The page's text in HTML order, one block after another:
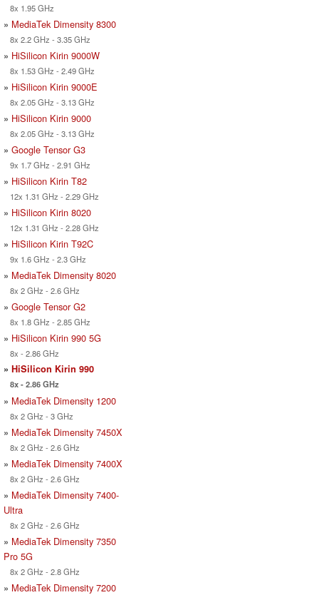
8x 1.95 GHz
» MediaTek Dimensity 8300
8x 2.2 GHz - 3.35 GHz
» HiSilicon Kirin 9000W
8x 1.53 GHz - 2.49 GHz
» HiSilicon Kirin 9000E
8x 2.05 GHz - 3.13 GHz
» HiSilicon Kirin 9000
8x 2.05 GHz - 3.13 GHz
» Google Tensor G3
9x 1.7 GHz - 2.91 GHz
» HiSilicon Kirin T82
12x 1.31 GHz - 2.29 GHz
» HiSilicon Kirin 8020
12x 1.31 GHz - 2.28 GHz
» HiSilicon Kirin T92C
9x 1.6 GHz - 2.3 GHz
» MediaTek Dimensity 8020
8x 2 GHz - 2.6 GHz
» Google Tensor G2
8x 1.8 GHz - 2.85 GHz
» HiSilicon Kirin 990 5G
8x - 2.86 GHz
» HiSilicon Kirin 990
8x - 2.86 GHz
» MediaTek Dimensity 1200
8x 2 GHz - 3 GHz
» MediaTek Dimensity 7450X
8x 2 GHz - 2.6 GHz
» MediaTek Dimensity 7400X
8x 2 GHz - 2.6 GHz
» MediaTek Dimensity 7400-
Ultra
8x 2 GHz - 2.6 GHz
» MediaTek Dimensity 7350
Pro 5G
8x 2 GHz - 2.8 GHz
» MediaTek Dimensity 7200